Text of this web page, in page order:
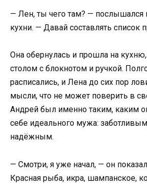
— Лен, ты чего там? — послышался
кухни. — Давай составлять список
Она обернулась и прошла на
столом с блокнотом и ручкой.
расписались, и Лена до сих пор
мысли, что не может поверить в
Андрей был именно таким, каким
себе идеального мужа:
надёжным.
— Смотри, я уже начал, — он
Красная рыба, икра, шампанское,